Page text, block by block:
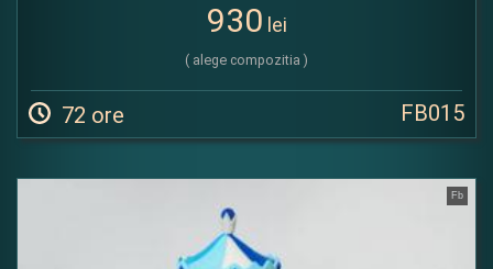
930 lei
( alege compozitia )
72 ore FB015
Fb